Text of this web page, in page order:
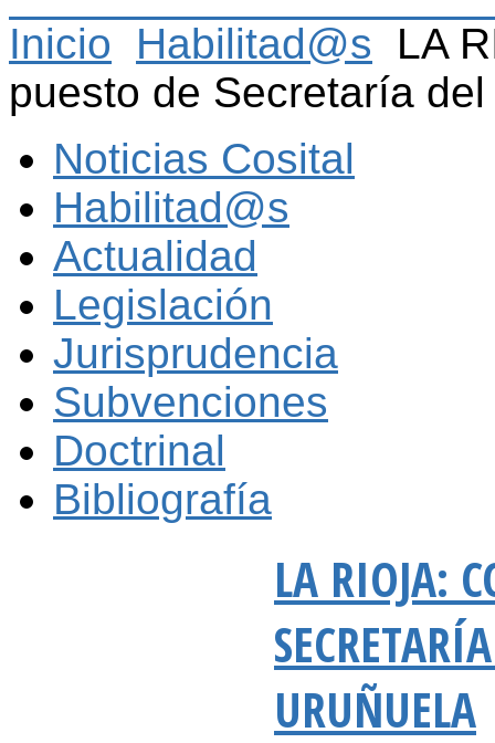
Inicio Habilitad@s
LA
puesto de Secretaría
Noticias Cosital
Habilitad@s
Actualidad
Legislación
Jurisprudencia
Subvenciones
Doctrinal
Bibliografía
LA RIOJA:
URUÑUELA